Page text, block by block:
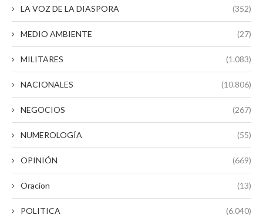
LA VOZ DE LA DIASPORA (352)
MEDIO AMBIENTE (27)
MILITARES (1.083)
NACIONALES (10.806)
NEGOCIOS (267)
NUMEROLOGÍA (55)
OPINIÓN (669)
Oracion (13)
POLITICA (6.040)